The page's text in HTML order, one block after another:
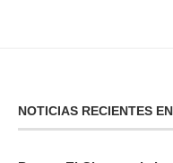
NOTICIAS RECIENTES